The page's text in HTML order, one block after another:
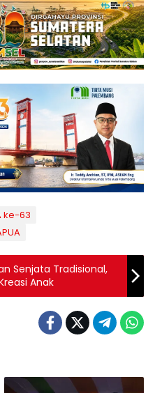
ke-63
Senjata Tradisional,
Anak